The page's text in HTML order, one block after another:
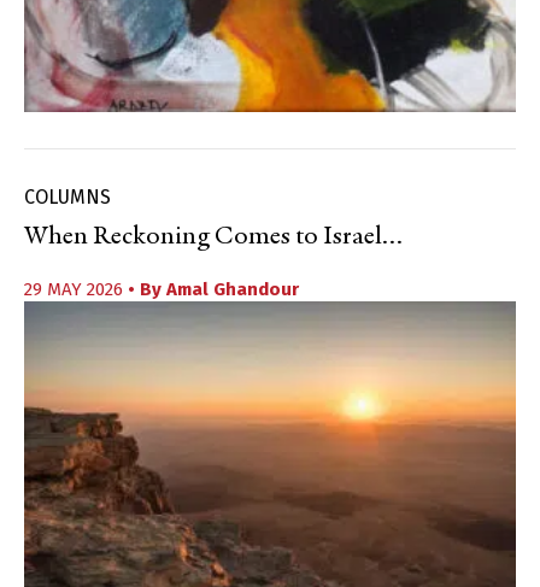
COLUMNS
When Reckoning Comes to Israel…
29 MAY 2026 • By Amal Ghandour